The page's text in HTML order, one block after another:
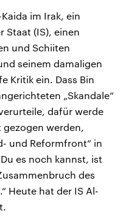
im Irak, ein
Staat (IS), einen
und Schiiten
seinem damaligen
Kritik ein. Dass Bin
„Skandale“
dafür werde
werden,
und Reformfront“ in
es noch kannst, ist
des
Heute hat der IS Al-